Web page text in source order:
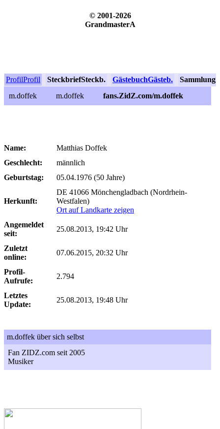
© 2001-2026
GrandmasterA
ProfilProfil SteckbriefSteckb. GästebuchGästeb. Sammlung
m.doffek
m.doffek fans.ZidZ.com/m.doffek
Name:
Matthias Doffek
Geschlecht:
männlich
Geburtstag:
05.04.1976 (50 Jahre)
Herkunft:
DE 41066 Mönchengladbach (Nordrhein-
Westfalen)
Ort auf Landkarte zeigen
Angemeldet
seit:
25.08.2013, 19:42 Uhr
Zuletzt
online:
07.06.2015, 20:32 Uhr
Profil-
Aufrufe:
2.794
Letztes
Update:
25.08.2013, 19:48 Uhr
m.doffek über sich selbst
Fan ZIDZ.com seit 2005
Musiker